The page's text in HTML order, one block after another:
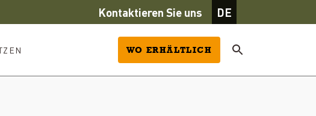
Kontaktieren Sie uns DE
WO ERHÄLTLICH